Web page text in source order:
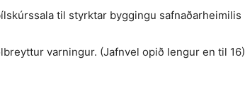
til styrktar byggingu safnaðarheimilis
varningur. (Jafnvel opið lengur en til 16)